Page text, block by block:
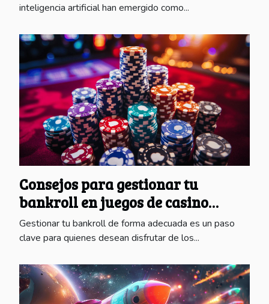
inteligencia artificial han emergido como...
Consejos para gestionar tu
bankroll en juegos de casino
online
Gestionar tu bankroll de forma adecuada es un paso
clave para quienes desean disfrutar de los...